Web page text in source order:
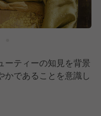
ーティーの知見を背景
かであることを意識し